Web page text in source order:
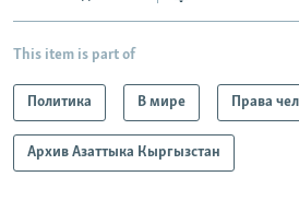
This item is part of
Политика В мире Права
Архив Азаттыка Кыргызстан